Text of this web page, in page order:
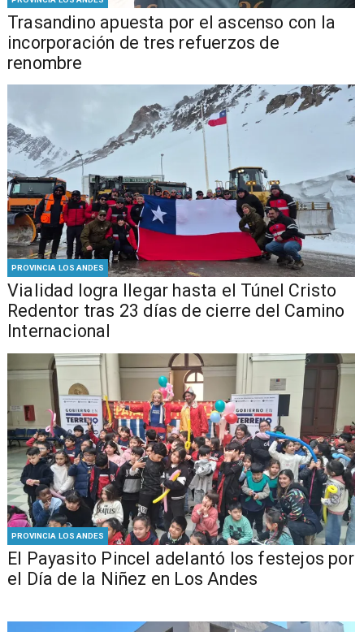
Trasandino apuesta por el ascenso con la
incorporación de tres refuerzos de
renombre
PROVINCIA LOS ANDES
Vialidad logra llegar hasta el Túnel Cristo
Redentor tras 23 días de cierre del Camino
Internacional
PROVINCIA LOS ANDES
El Payasito Pincel adelantó los festejos por
el Día de la Niñez en Los Andes